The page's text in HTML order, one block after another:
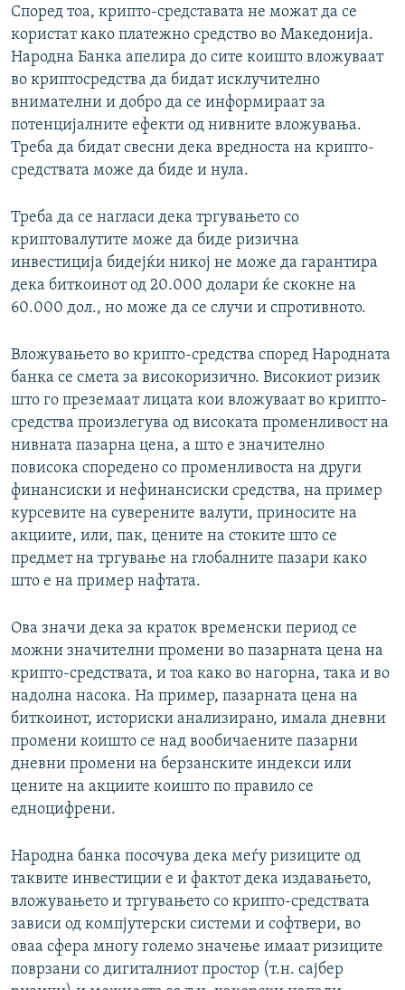
Според тоа, крипто-средставата не можат да се
користат како платежно средство во Македонија.
Народна Банка апелира до сите коишто вложуваат
во криптосредства да бидат исклучително
внимателни и добро да се информираат за
потенцијалните ефекти од нивните вложувања.
Треба да бидат свесни дека вредноста на крипто-
средствата може да биде и нула.
Треба да се нагласи дека тргувањето со
криптовалутите може да биде ризична
инвестиција бидејќи никој не може да гарантира
дека биткоинот од 20.000 долари ќе скокне на
60.000 дол., но може да се случи и спротивното.
Вложувањето во крипто-средства според Народната
банка се смета за високоризично. Високиот ризик
што го преземаат лицата кои вложуваат во крипто-
средства произлегува од високата променливост на
нивната пазарна цена, а што е значително
повисока споредено со променливоста на други
финансиски и нефинансиски средства, на пример
курсевите на суверените валути, приносите на
акциите, или, пак, цените на стоките што се
предмет на тргување на глобалните пазари како
што е на пример нафтата.
Ова значи дека за краток временски период се
можни значителни промени во пазарната цена на
крипто-средствата, и тоа како во нагорна, така и во
надолна насока. На пример, пазарната цена на
биткоинот, историски анализирано, имала дневни
промени коишто се над вообичаените пазарни
дневни промени на берзанските индекси или
цените на акциите коишто по правило се
едноцифрени.
Народна банка посочува дека меѓу ризиците од
таквите инвестиции е и фактот дека издавањето,
вложувањето и тргувањето со крипто-средствата
зависи од компјутерски системи и софтвери, во
оваа сфера многу големо значење имаат ризиците
поврзани со дигиталниот простор (т.н. сајбер